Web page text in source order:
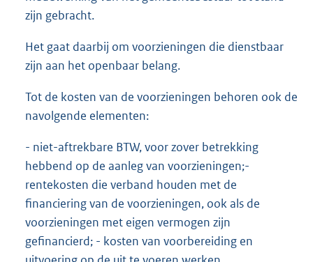
zijn gebracht.
Het gaat daarbij om voorzieningen die dienstbaar
zijn aan het openbaar belang.
Tot de kosten van de voorzieningen behoren ook de
navolgende elementen:
- niet-aftrekbare BTW, voor zover betrekking
hebbend op de aanleg van voorzieningen;-
rentekosten die verband houden met de
financiering van de voorzieningen, ook als de
voorzieningen met eigen vermogen zijn
gefinancierd; - kosten van voorbereiding en